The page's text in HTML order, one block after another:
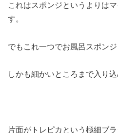
これはスポンジというよりは
す。
でもこれ一つでお風呂スポン
しかも細かいところまで入り込
片面がトレピカという極細ブ